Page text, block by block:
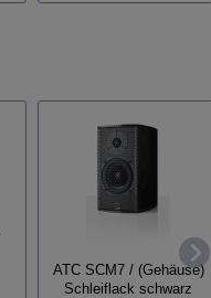
ATC SCM7 / (Gehäuse)
Schleiflack schwarz